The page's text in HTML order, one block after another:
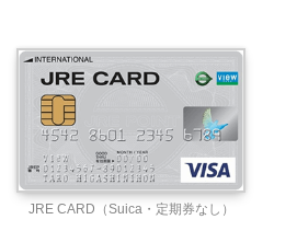
JRE CARD（Suica・定期券なし）